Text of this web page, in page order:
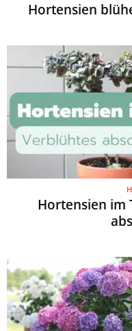
Hortensien
Hortensien im